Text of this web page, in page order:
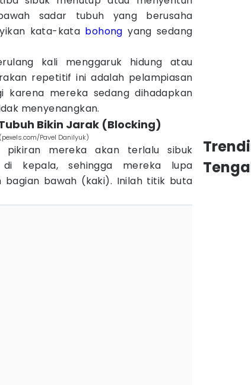
sadar tubuh yang berusaha
kata-kata bohong yang sedang
kali menggaruk hidung atau
repetitif ini adalah pelampiasan
mereka sedang dihadapkan
menyenangkan.
Bikin Jarak (Blocking)
Pavel Danilyuk)
pikiran mereka akan terlalu sibuk
kepala, sehingga mereka lupa
bagian bawah (kaki). Inilah titik buta